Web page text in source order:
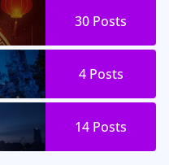
30 Posts
4Posts
14 Posts